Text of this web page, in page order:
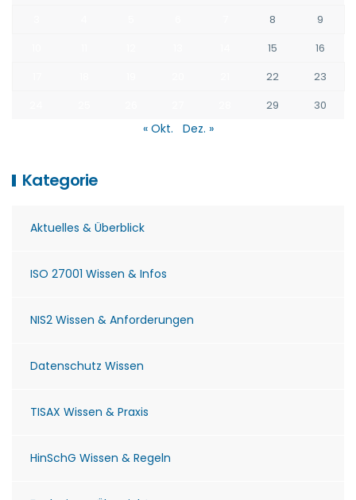
8
9
15
16
22
23
29 30
« Okt. Dez. »
Kategorie
Aktuelles & Überblick
ISO 27001 Wissen & Infos
NIS2 Wissen & Anforderungen
Datenschutz Wissen
TISAX Wissen & Praxis
HinSchG Wissen & Regeln